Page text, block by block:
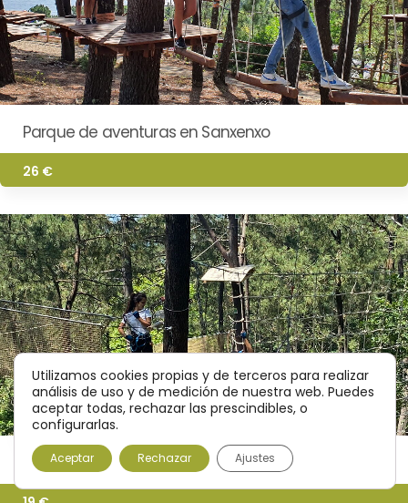
Parque de aventuras en Sanxenxo
26 €
Parque de aventuras en Vigo
Utilizamos cookies propias y de terceros para realizar
análisis de uso y de medición de nuestra web. Puedes
aceptar todas, rechazar las prescindibles, o
configurarlas.
Aceptar Rechazar Ajustes